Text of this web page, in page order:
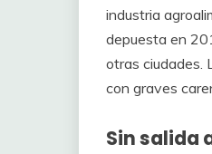
industria
depuesta en
otras ciudades.
con graves
Sin salida